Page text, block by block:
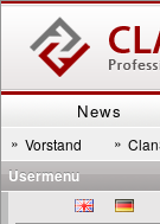
News
» Vorstand »
Usermenu